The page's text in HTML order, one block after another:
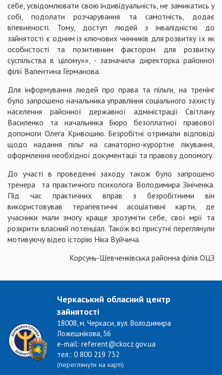
себе, усвідомлювати свою індивідуальність, не замикатись у
собі, подолати розчарування та самотність, додає
впевненості. Тому, доступ людей з інвалідністю до
зайнятості є одним із ключових чинників для розвитку їх як
особистості та позитивним фактором для розвитку
суспільства в цілому»», - зазначила директорка районної
філії Валентина Германова.
Для інформування людей про права та пільги, на тренінг
було запрошено начальника управління соціального захисту
населення районної державної адміністрації Світлану
Василенко та начальника Бюро безоплатної правової
допомоги Олега Кривошию. Безробітні отримали відповіді
щодо надання пільг на санаторно-курортне лікування,
оформлення необхідної документації та правову допомогу.
До участі в проведенні заходу також було запрошено
тренера та практичного психолога Володимира Зініченка.
Під час практичних вправ з безробітними він
використовував терапевтичні асоціативні карти, де
учасники мали змогу краще зрозуміти себе, свої мрії та
розкрити власний потенціал. Також всі присутні переглянули
мотивуючу відео історію Ніка Вуйчича.
Корсунь-Шевченківська районна філія ОЦЗ
Черкаський обласний центр
зайнятості
18008, м. Черкаси, вул. Володимира
Ложешнікова, 56
e-mail: referent@ckocz.gov.ua
тел.: 0 800 219 732
(переглянути на карті)